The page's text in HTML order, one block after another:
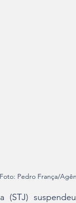
Foto: Pedro França/
(STJ)